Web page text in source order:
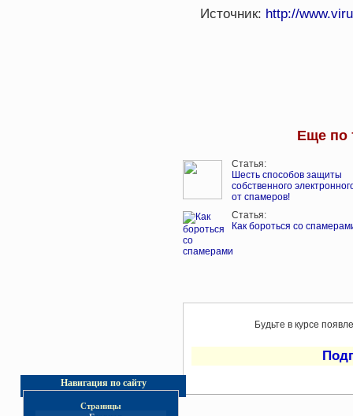
Источник: http://
Еще по
Статья:
Шесть способов защиты
собственного
от спамеров!
Статья:
Как бороться со
Будьте в курсе
Навигация по сайту
Страницы